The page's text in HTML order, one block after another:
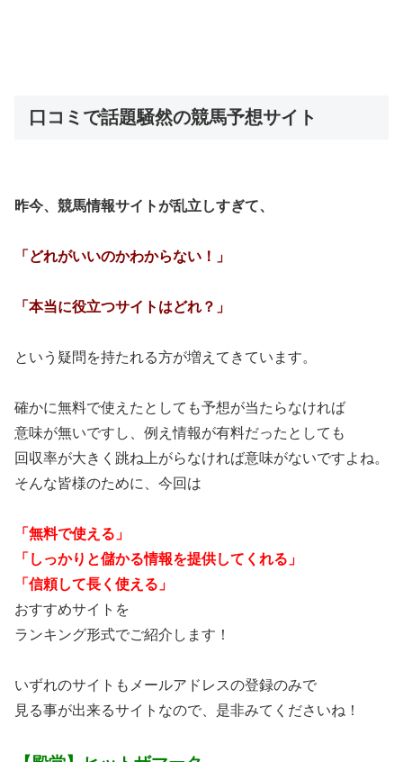
口コミで話題騒然の競馬予想サイト
昨今、競馬情報サイトが乱立しすぎて、
「どれがいいのかわからない！」
「本当に役立つサイトはどれ？」
という疑問を持たれる方が増えてきています。
確かに無料で使えたとしても予想が当たらなければ
意味が無いですし、例え情報が有料だったとしても
回収率が大きく跳ね上がらなければ意味がないですよね。
そんな皆様のために、今回は
「無料で使える」
「しっかりと儲かる情報を提供してくれる」
「信頼して長く使える」
おすすめサイトを
ランキング形式でご紹介します！
いずれのサイトもメールアドレスの登録のみで
見る事が出来るサイトなので、是非みてくださいね！